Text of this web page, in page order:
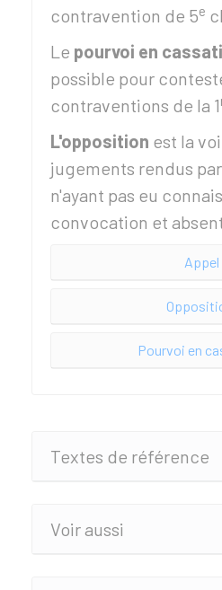
contravention de 5e
Le pourvoi en
possible pour
contraventions de la 1
L'opposition est la
jugements rendus par
n'ayant pas eu
convocation et
Appel
Pourvoi en
Textes de référence
Voir aussi